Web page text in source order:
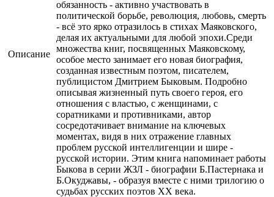
Описание
обязанность - активно участвовать в
политической борьбе, революция, любовь, смерть
- всё это ярко отразилось в стихах Маяковского,
делая их актуальными для любой эпохи.Среди
множества книг, посвященных Маяковскому,
особое место занимает его новая биография,
созданная известным поэтом, писателем,
публицистом Дмитрием Быковым. Подробно
описывая жизненный путь своего героя, его
отношения с властью, с женщинами, с
соратниками и противниками, автор
сосредотачивает внимание на ключевых
моментах, видя в них отражение главных
проблем русской интеллигенции и шире -
русской истории. Этим книга напоминает работы
Быкова в серии ЖЗЛ - биографии Б.Пастернака и
Б.Окуджавы, - образуя вместе с ними трилогию о
судьбах русских поэтов ХХ века.